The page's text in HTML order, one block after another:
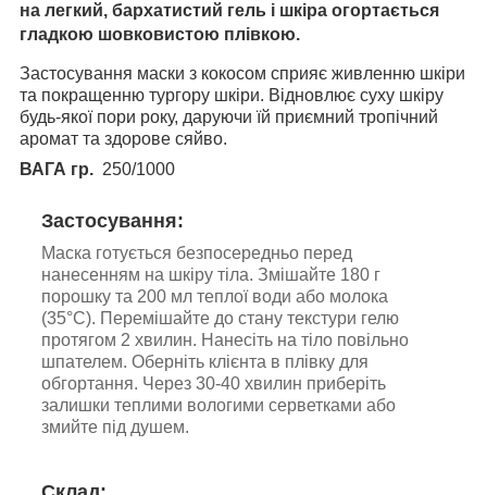
на легкий, бархатистий гель і шкіра огортається
гладкою шовковистою плівкою.
Застосування маски з кокосом сприяє живленню шкіри
та покращенню тургору шкіри. Відновлює суху шкіру
будь-якої пори року, даруючи їй приємний тропічний
аромат та здорове сяйво.
ВАГА гр. 250/1000
Застосування:
Маска готується безпосередньо перед
нанесенням на шкіру тіла. Змішайте 180 г
порошку та 200 мл теплої води або молока
(35°С). Перемішайте до стану текстури гелю
протягом 2 хвилин. Нанесіть на тіло повільно
шпателем. Оберніть клієнта в плівку для
обгортання. Через 30-40 хвилин приберіть
залишки теплими вологими серветками або
змийте під душем.